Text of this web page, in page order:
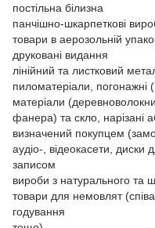
постільна білизна
панчішно-шкарпеткові
товари в аерозольній
друковані видання
лінійний та листковий
пиломатеріали, погонажні
матеріали
фанера) та скло, нарізані
визначений покупцем
аудіо-, відеокасети, диски
записом
вироби з натурального та
товари для немовлят
годування